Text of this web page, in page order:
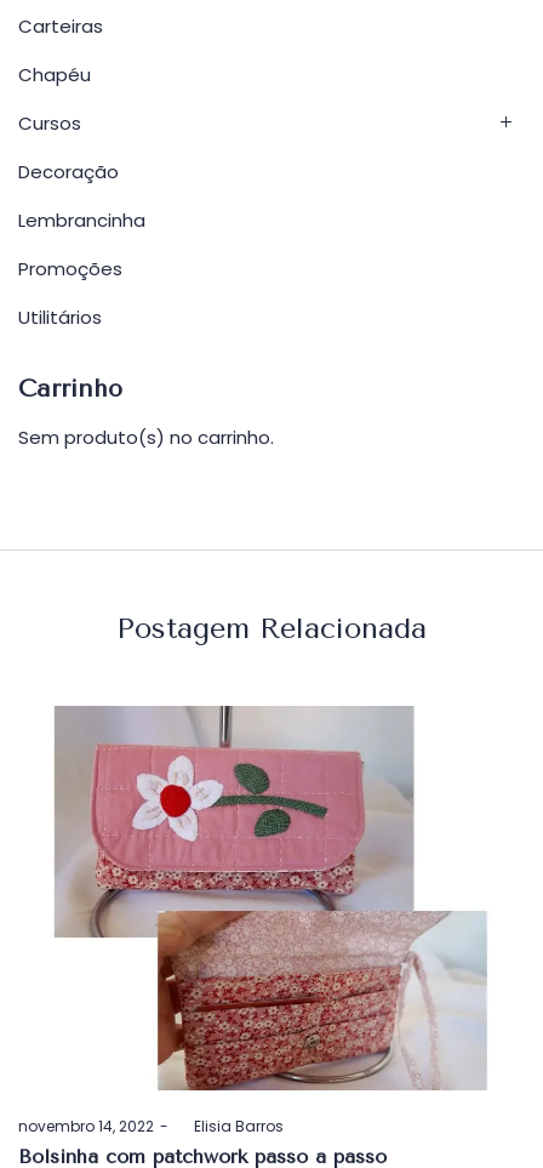
Carteiras
Chapéu
Cursos
Decoração
Lembrancinha
Promoções
Utilitários
Carrinho
Sem produto(s) no carrinho.
Postagem Relacionada
Postado
em
novembro 14, 2022 byElisia Barros
Bolsinha com patchwork passo a passo